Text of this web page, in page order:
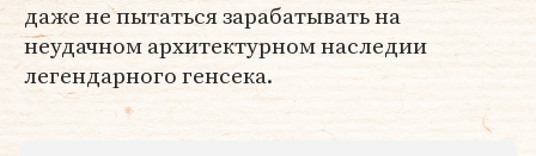
даже не пытаться зарабатывать на
неудачном архитектурном наследии
легендарного генсека.